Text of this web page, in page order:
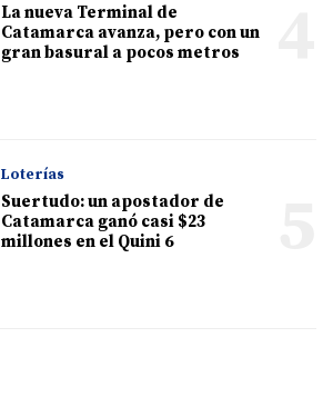
La nueva Terminal de
Catamarca avanza, pero con un
gran basural a pocos metros
Loterías
Suertudo: un apostador de
Catamarca ganó casi $23
millones en el Quini 6